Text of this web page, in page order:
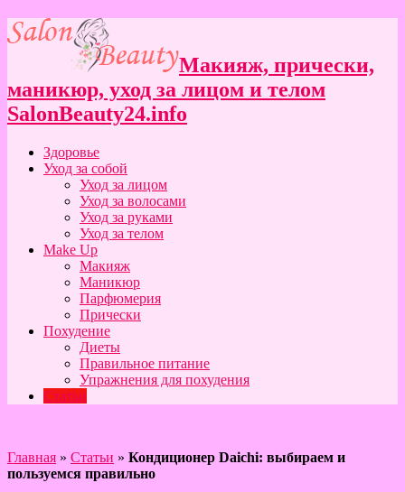
Макияж, прически,
маникюр, уход за лицом и телом
SalonBeauty24.info
Здоровье
Уход за собой
Уход за лицом
Уход за волосами
Уход за руками
Уход за телом
Make Up
Макияж
Маникюр
Парфюмерия
Прически
Похудение
Диеты
Правильное питание
Упражнения для похудения
Статьи
Главная » Статьи » Кондиционер Daichi: выбираем и
пользуемся правильно